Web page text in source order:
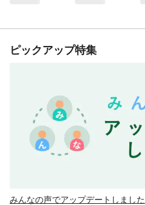
ピックアップ特集
みんなの声でアップデートしました